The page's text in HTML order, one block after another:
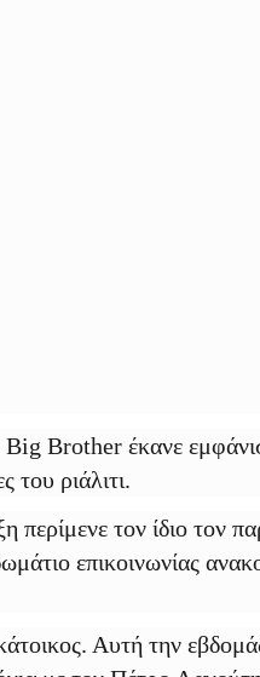
Brother έκανε
του ριάλιτι.
περίμενε τον ίδιο τον
επικοινωνίας
Αυτή την